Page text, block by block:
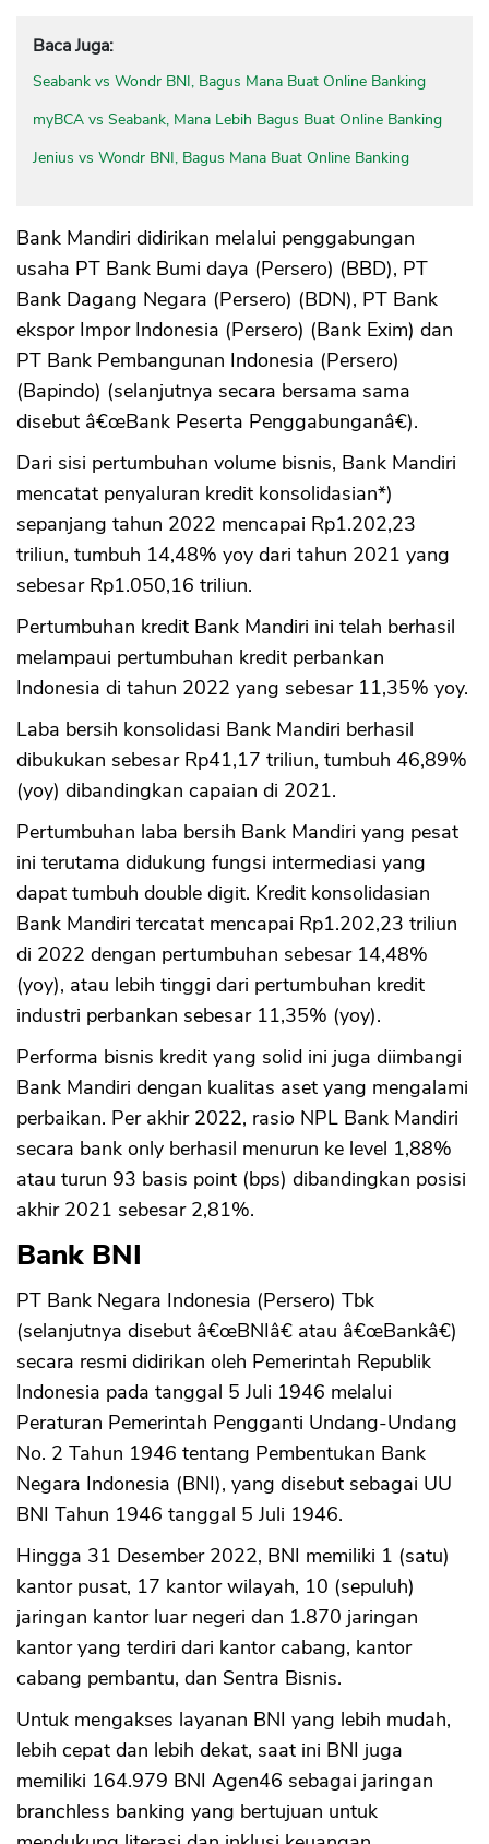
Baca Juga:
Seabank vs Wondr BNI, Bagus Mana Buat Online Banking
myBCA vs Seabank, Mana Lebih Bagus Buat Online Banking
Jenius vs Wondr BNI, Bagus Mana Buat Online Banking
Bank Mandiri didirikan melalui penggabungan
usaha PT Bank Bumi daya (Persero) (BBD), PT
Bank Dagang Negara (Persero) (BDN), PT Bank
ekspor Impor Indonesia (Persero) (Bank Exim) dan
PT Bank Pembangunan Indonesia (Persero)
(Bapindo) (selanjutnya secara bersama sama
disebut â€œBank Peserta Penggabunganâ€).
Dari sisi pertumbuhan volume bisnis, Bank Mandiri
mencatat penyaluran kredit konsolidasian*)
sepanjang tahun 2022 mencapai Rp1.202,23
triliun, tumbuh 14,48% yoy dari tahun 2021 yang
sebesar Rp1.050,16 triliun.
Pertumbuhan kredit Bank Mandiri ini telah berhasil
melampaui pertumbuhan kredit perbankan
Indonesia di tahun 2022 yang sebesar 11,35% yoy.
Laba bersih konsolidasi Bank Mandiri berhasil
dibukukan sebesar Rp41,17 triliun, tumbuh 46,89%
(yoy) dibandingkan capaian di 2021.
Pertumbuhan laba bersih Bank Mandiri yang pesat
ini terutama didukung fungsi intermediasi yang
dapat tumbuh double digit. Kredit konsolidasian
Bank Mandiri tercatat mencapai Rp1.202,23 triliun
di 2022 dengan pertumbuhan sebesar 14,48%
(yoy), atau lebih tinggi dari pertumbuhan kredit
industri perbankan sebesar 11,35% (yoy).
Performa bisnis kredit yang solid ini juga diimbangi
Bank Mandiri dengan kualitas aset yang mengalami
perbaikan. Per akhir 2022, rasio NPL Bank Mandiri
secara bank only berhasil menurun ke level 1,88%
atau turun 93 basis point (bps) dibandingkan posisi
akhir 2021 sebesar 2,81%.
Bank BNI
PT Bank Negara Indonesia (Persero) Tbk
(selanjutnya disebut â€œBNIâ€ atau â€œBankâ€)
secara resmi didirikan oleh Pemerintah Republik
Indonesia pada tanggal 5 Juli 1946 melalui
Peraturan Pemerintah Pengganti Undang-Undang
No. 2 Tahun 1946 tentang Pembentukan Bank
Negara Indonesia (BNI), yang disebut sebagai UU
BNI Tahun 1946 tanggal 5 Juli 1946.
Hingga 31 Desember 2022, BNI memiliki 1 (satu)
kantor pusat, 17 kantor wilayah, 10 (sepuluh)
jaringan kantor luar negeri dan 1.870 jaringan
kantor yang terdiri dari kantor cabang, kantor
cabang pembantu, dan Sentra Bisnis.
Untuk mengakses layanan BNI yang lebih mudah,
lebih cepat dan lebih dekat, saat ini BNI juga
memiliki 164.979 BNI Agen46 sebagai jaringan
branchless banking yang bertujuan untuk